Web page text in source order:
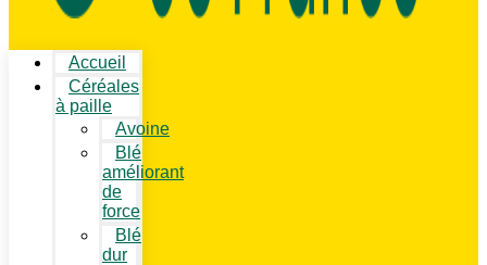
Accueil
Céréales
à paille
Avoine
Blé
améliorant
de
force
Blé
dur